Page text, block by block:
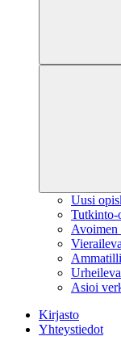
Uusi
Tutkinto-
Avoimen
Asioi
Kirjasto
Yhteystiedot